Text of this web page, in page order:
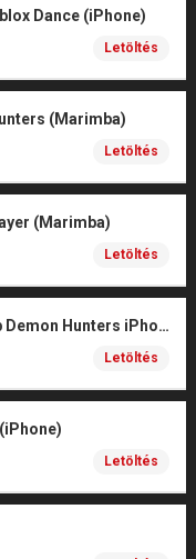
Dance (iPhone)
Letöltés
(Marimba)
Letöltés
(Marimba)
Letöltés
Your Idol – Saja Boys (KPop Demon Hunters iPhone)
Letöltés
Letöltés